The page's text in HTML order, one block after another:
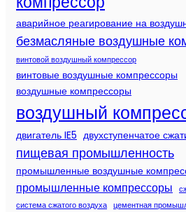
аварийное реагирование на
безмасляные воздушные
винтовой воздушный компрессор
винтовые воздушные компрессоры
воздушные компрессоры
воздушный
двигатель IE5 двухступенчатое
пищевая промышленность
промышленные воздушные
промышленные компрессоры
система сжатого воздуха цементная